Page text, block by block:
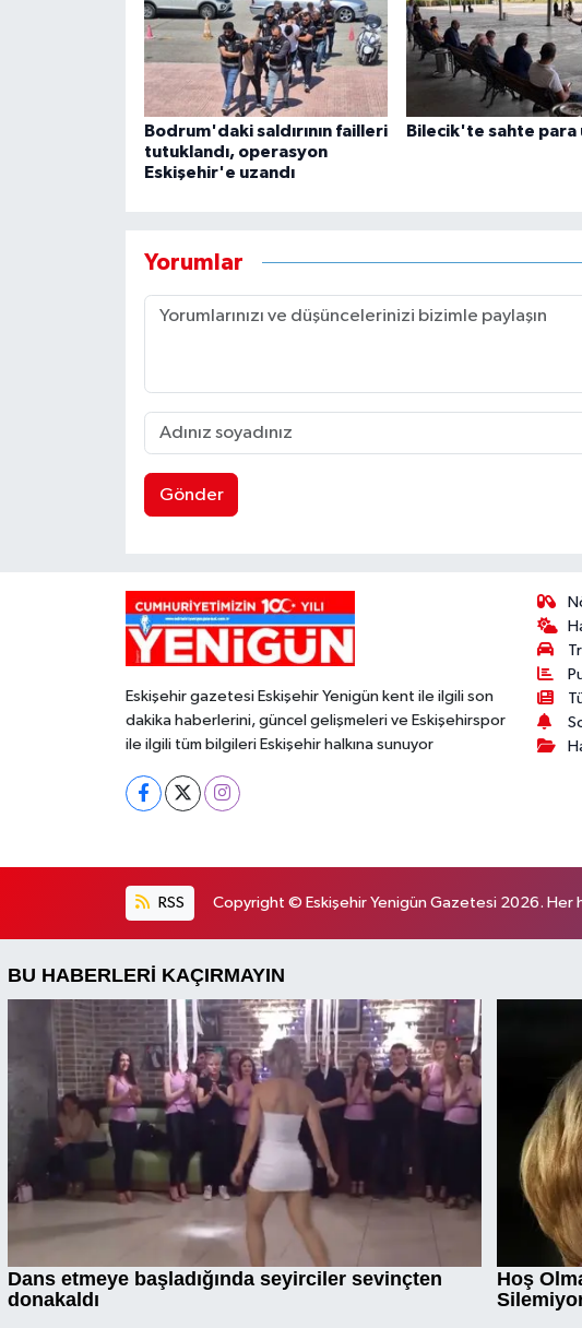
Bodrum'daki saldırının failleri
tutuklandı, operasyon
Eskişehir'e uzandı
Bilecik'te sahte para
Yorumlar
Gönder
Eskişehir gazetesi Eskişehir Yenigün kent ile ilgili son
dakika haberlerini, güncel gelişmeleri ve Eskişehirspor
ile ilgili tüm bilgileri Eskişehir halkına sunuyor
RSS Copyright © Eskişehir Yenigün Gazetesi 2026. Her